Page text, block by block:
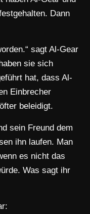
Dann
sagt Al-Gear
sie sich
hat, dass Al-
Einbrecher
beleidigt.
sein Freund dem
ihn laufen. Man
es nicht das
Was sagt ihr